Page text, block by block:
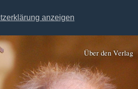
anzeigen
Über den Verlag